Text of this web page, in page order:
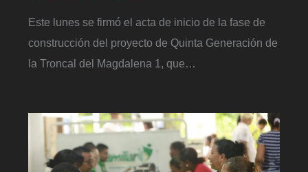
Este lunes se firmó el acta de inicio de la fase de
construcción del proyecto de Quinta Generación de
la Troncal del Magdalena 1, que…